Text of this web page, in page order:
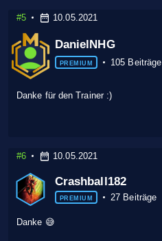
#5 10.05.2021
DanielNHG
PREMIUM 105 Beiträge
Danke für den Trainer :)
#6 10.05.2021
Crashball182
PREMIUM 27 Beiträge
Danke 😅